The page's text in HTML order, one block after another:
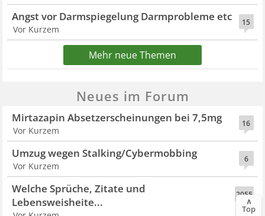
15
Angst vor Darmspiegelung Darmprobleme etc
Vor Kurzem
Mehr neue Themen
Neues im Forum
16
Mirtazapin Absetzerscheinungen bei 7,5mg
Vor Kurzem
6
Umzug wegen Stalking/Cybermobbing
Vor Kurzem
2055
Welche Sprüche, Zitate und
Lebensweisheite...
∧
Top